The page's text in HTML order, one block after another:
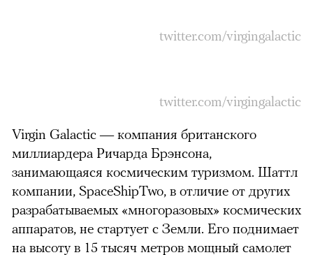
twitter.com/virgingalactic
twitter.com/virgingalactic
Virgin Galactic — компания британского
миллиардера Ричарда Брэнсона,
занимающаяся космическим туризмом. Шаттл
компании, SpaceShipTwo, в отличие от других
разрабатываемых «многоразовых» космических
аппаратов, не стартует с Земли. Его поднимает
на высоту в 15 тысяч метров мощный самолет